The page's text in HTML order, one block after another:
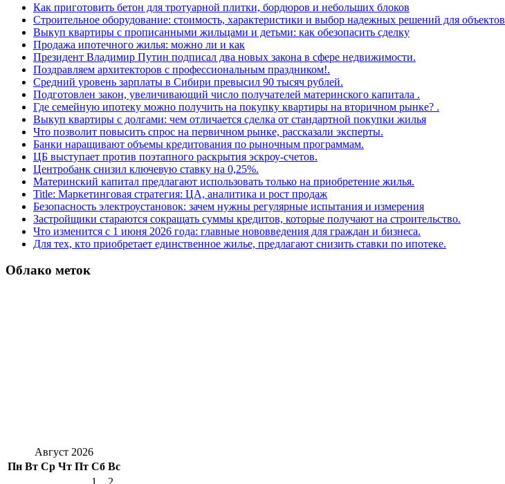
Как приготовить бетон для тротуарной плитки, бордюров и небольших блоков
Строительное оборудование: стоимость, характеристики и выбор надежных решений для объектов
Выкуп квартиры с прописанными жильцами и детьми: как обезопасить сделку
Продажа ипотечного жилья: можно ли и как
Президент Владимир Путин подписал два новых закона в сфере недвижимости.
Поздравляем архитекторов с профессиональным праздником!.
Средний уровень зарплаты в Сибири превысил 90 тысяч рублей.
Подготовлен закон, увеличивающий число получателей материнского капитала .
Где семейную ипотеку можно получить на покупку квартиры на вторичном рынке? .
Выкуп квартиры с долгами: чем отличается сделка от стандартной покупки жилья
Что позволит повысить спрос на первичном рынке, рассказали эксперты.
Банки наращивают объемы кредитования по рыночным программам.
ЦБ выступает против поэтапного раскрытия эскроу-счетов.
Центробанк снизил ключевую ставку на 0,25%.
Материнский капитал предлагают использовать только на приобретение жилья.
Title: Маркетинговая стратегия: ЦА, аналитика и рост продаж
Безопасность электроустановок: зачем нужны регулярные испытания и измерения
Застройщики стараются сокращать суммы кредитов, которые получают на строительство.
Что изменится с 1 июня 2026 года: главные нововведения для граждан и бизнеса.
Для тех, кто приобретает единственное жилье, предлагают снизить ставки по ипотеке.
Облако меток
Август 2026
Пн Вт Ср Чт Пт Сб Вс
1
2